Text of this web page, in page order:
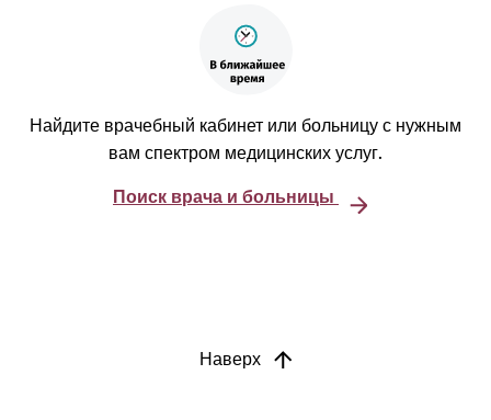
Найдите врачебный кабинет или больницу с нужным
вам спектром медицинских услуг.
Поиск врача и больницы
Наверх